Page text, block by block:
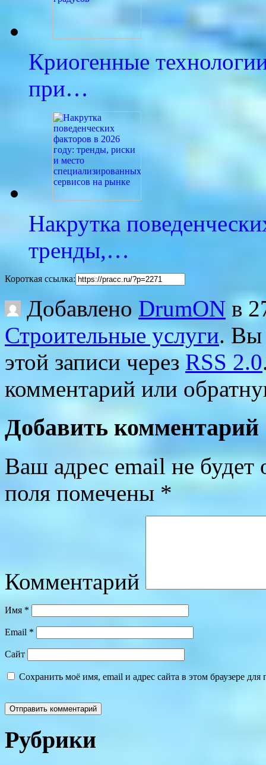
Криогенные
при…
Накрутка
тренды,…
Короткая ссылка:
Добавлено DrumON в
Строительные услуги. Вы
этой записи через RSS 2.0
комментарий или
Добавить комментарий
Ваш адрес email не будет
поля помечены *
Комментарий
Имя *
Email *
Сайт
Сохранить моё имя, email и адрес сайта в этом браузере
Рубрики